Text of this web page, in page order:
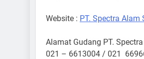
Website : PT. Spectra Alam
Alamat Gudang PT.
021 – 6613004 / 021